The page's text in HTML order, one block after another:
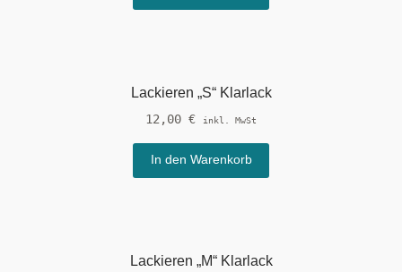
Lackieren „S“ Klarlack
12,00 € inkl. MwSt
In den Warenkorb
Lackieren „M“ Klarlack